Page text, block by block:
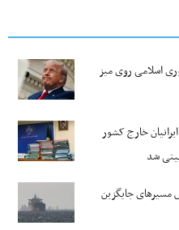
اسلامی روی میز
خارج کشور
شد
مسیرهای جایگزین